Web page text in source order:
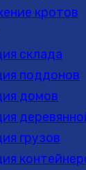
кротов
склада
поддонов
домов
грузов